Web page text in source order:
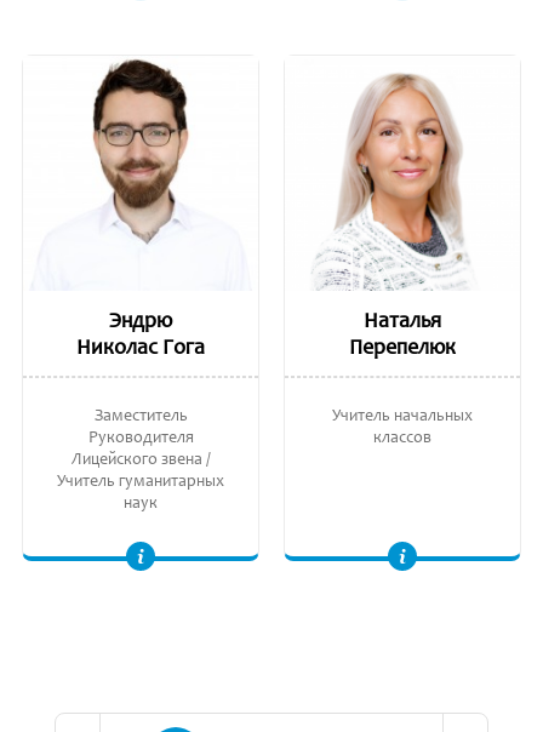
Эндрю
Николас Гога
Заместитель
Руководителя
Лицейского звена /
Учитель гуманитарных
наук
Наталья
Перепелюк
Учитель начальных
классов